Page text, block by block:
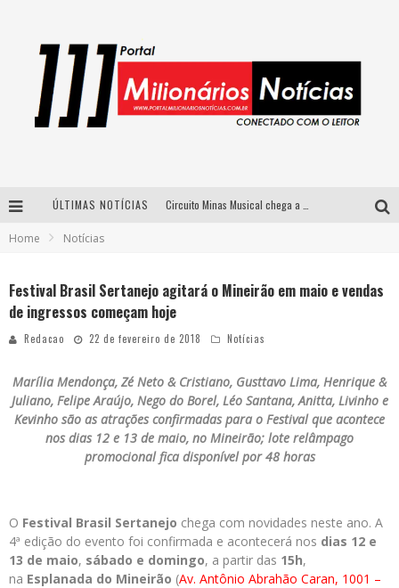
ÚLTIMAS NOTÍCIAS
Home Notícias
Festival Brasil Sertanejo agitará o Mineirão em maio e vendas
de ingressos começam hoje
Redacao 22 de fevereiro de 2018 Notícias
Marília Mendonça, Zé Neto & Cristiano, Gusttavo Lima, Henrique &
Juliano, Felipe Araújo, Nego do Borel, Léo Santana, Anitta, Livinho e
Kevinho são as atrações confirmadas para o Festival que acontece
nos dias 12 e 13 de maio, no Mineirão; lote relâmpago
promocional fica disponível por 48 horas
O Festival Brasil Sertanejo chega com novidades neste ano. A
4ª edição do evento foi confirmada e acontecerá nos dias 12 e
13 de maio, sábado e domingo, a partir das 15h,
na Esplanada do Mineirão (Av. Antônio Abrahão Caran, 1001 –